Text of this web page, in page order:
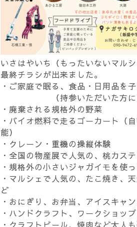
いさはやいち（もったいないマルシ
最終チラシが出来ました。
・ご家庭で眠る、食品・日用品を
（持参いただいた方には、
・廃棄される規格外の野菜
・バイオ燃料で走るゴーカート（
能）
・クレーン・重機の操縦体験
・全国の物産展で人気の、桃カス
・規格外の小さいジャガイモを使
・マルシェで人気の、たこ焼き、
ど
・おにぎり、お弁当、アイスキャ
・ハンドクラフト、ワークショッ
・クラフトビール、焼肉など大人